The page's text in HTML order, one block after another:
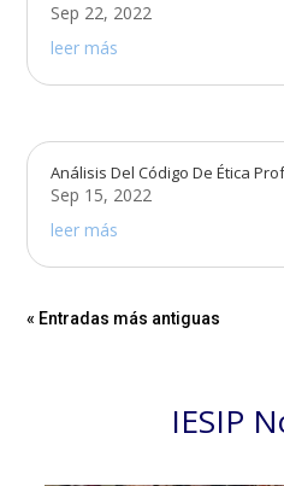
Sep 22, 2022
leer más
Análisis Del Código De Ética
Sep 15, 2022
leer más
« Entradas más antiguas
IESIP